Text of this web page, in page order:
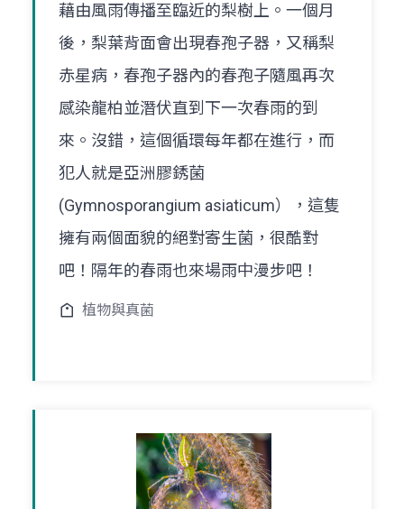
藉由風雨傳播至臨近的梨樹上。一個月
後，梨葉背面會出現春孢子器，又稱梨
赤星病，春孢子器內的春孢子隨風再次
感染龍柏並潛伏直到下一次春雨的到
來。沒錯，這個循環每年都在進行，而
犯人就是亞洲膠銹菌
(Gymnosporangium asiaticum），這隻
擁有兩個面貌的絕對寄生菌，很酷對
吧！隔年的春雨也來場雨中漫步吧！
植物與真菌